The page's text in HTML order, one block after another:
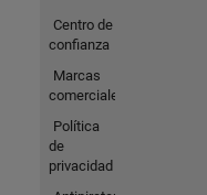
Centro de
confianza
Marcas
comerciales
Política
de
privacidad